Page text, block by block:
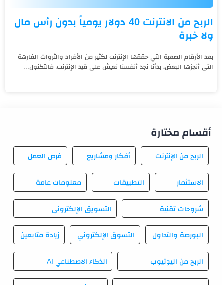
الربح من الانترنت 40 دولار يومياً بدون رأس مال
ولا خبرة
بعد الأرقام الصعبة التي حققها الإنترنت لكثير من الأفراد والثروات الفارهة
التي أنجزها البعض، بدأنا نجد أنفسنا نعيش على قيد الإنترنت، فالتكنول...
أقسام مختارة
الربح من الإنترنت أفكار ومشاريع فرص العمل
الاستثمار التطبيقات معلومات عامة
شروحات تقنية التسويق الإلكتروني
البورصة والتداول التسوق الإلكتروني زيادة متابعين
الربح من اليوتيوب الذكاء الاصطناعي AI